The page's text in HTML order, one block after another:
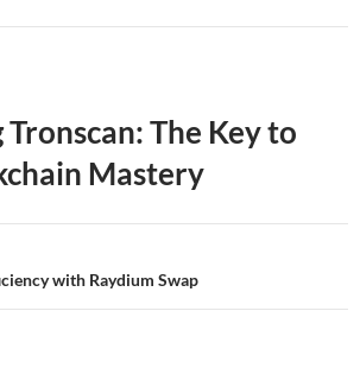
The Key to
Mastery
with Raydium Swap